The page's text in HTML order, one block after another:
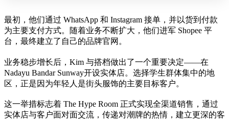
最初，他们通过 WhatsApp 和 Instagram 接单，并以货到付款
为主要支付方式。随着业务不断扩大，他们进军 Shopee 平
台，最终建立了自己的品牌官网。
业务稳步增长后，Kim 与搭档做出了一个重要决定——在
Nadayu Bandar Sunway开设实体店。选择学生群体集中的地
区，正是因为年轻人是街头服饰的主要目标客户。
这一举措标志着 The Hype Room 正式实现全渠道销售，通过
实体店与客户面对面交流，传递对潮牌的热情，建立更深的客